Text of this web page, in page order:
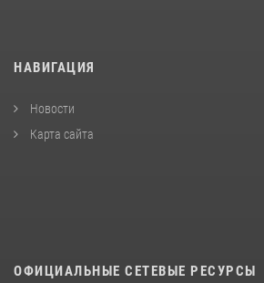
НАВИГАЦИЯ
Новости
Карта сайта
ОФИЦИАЛЬНЫЕ СЕТЕВЫЕ РЕСУРСЫ